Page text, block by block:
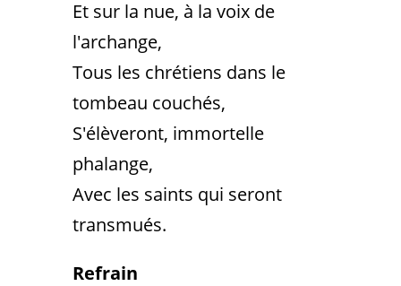
Et sur la nue, à la voix de
l'archange,
Tous les chrétiens dans le
tombeau couchés,
S'élèveront, immortelle
phalange,
Avec les saints qui seront
transmués.
Refrain